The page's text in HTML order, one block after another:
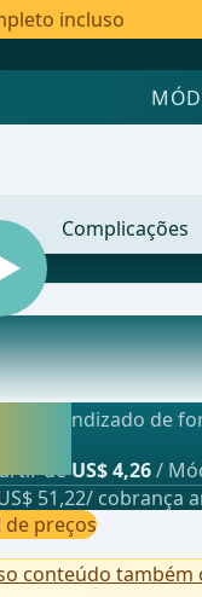
incluso
Complicações
aprendizado de
deUS$ 4,26/
51,22/ cobrança
de preços
conteúdo